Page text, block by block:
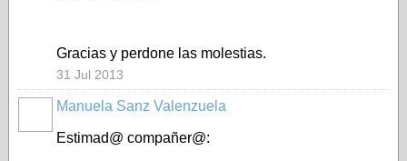
Gracias y perdone las molestias.
31 Jul 2013
Manuela Sanz Valenzuela
Estimad@ compañer@: